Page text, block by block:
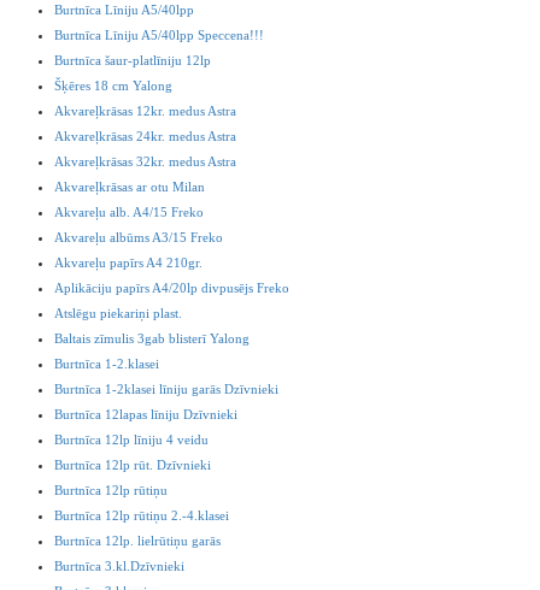
Burtnīca Līniju A5/40lpp
Burtnīca Līniju A5/40lpp Speccena!!!
Burtnīca šaur-platlīniju 12lp
Šķēres 18 cm Yalong
Akvareļkrāsas 12kr. medus Astra
Akvareļkrāsas 24kr. medus Astra
Akvareļkrāsas 32kr. medus Astra
Akvareļkrāsas ar otu Milan
Akvareļu alb. A4/15 Freko
Akvareļu albūms A3/15 Freko
Akvareļu papīrs A4 210gr.
Aplikāciju papīrs A4/20lp divpusējs Freko
Atslēgu piekariņi plast.
Baltais zīmulis 3gab blisterī Yalong
Burtnīca 1-2.klasei
Burtnīca 1-2klasei līniju garās Dzīvnieki
Burtnīca 12lapas līniju Dzīvnieki
Burtnīca 12lp līniju 4 veidu
Burtnīca 12lp rūt. Dzīvnieki
Burtnīca 12lp rūtiņu
Burtnīca 12lp rūtiņu 2.-4.klasei
Burtnīca 12lp. lielrūtiņu garās
Burtnīca 3.kl.Dzīvnieki